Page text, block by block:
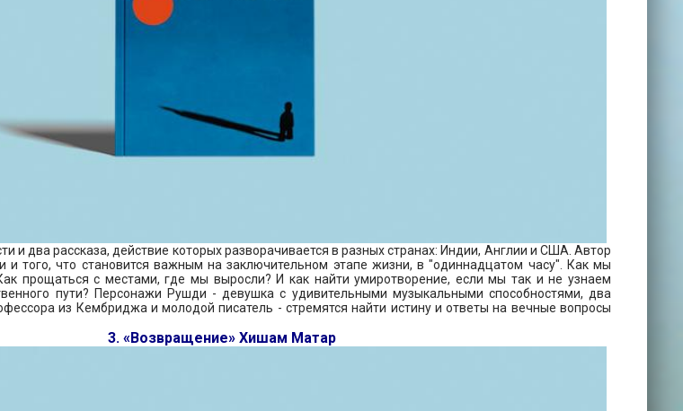
и два рассказа, действие которых разворачивается в разных странах: Индии, Англии и США. Автор
и того, что становится важным на заключительном этапе жизни, в "одиннадцатом часу". Как мы
прощаться с местами, где мы выросли? И как найти умиротворение, если мы так и не узнаем
пути? Персонажи Рушди - девушка с удивительными музыкальными способностями, два
из Кембриджа и молодой писатель - стремятся найти истину и ответы на вечные вопросы
3. «Возвращение» Хишам Матар